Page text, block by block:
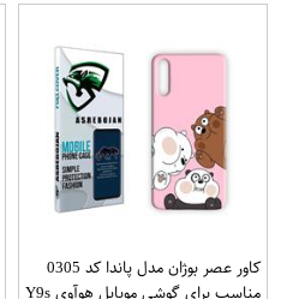
کاور عصر بوژان مدل پاندا کد 0305
مناسب برای گوشی موبایل هوآوی Y9s